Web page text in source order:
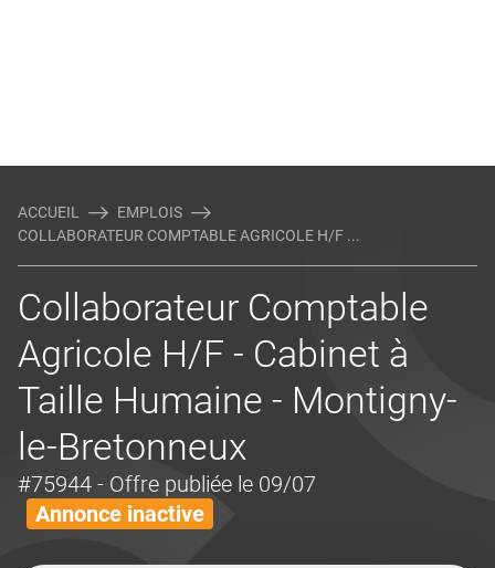
ACCUEIL
EMPLOIS
COLLABORATEUR COMPTABLE AGRICOLE H/F ...
Collaborateur Comptable
Agricole H/F - Cabinet à
Taille Humaine - Montigny-
le-Bretonneux
#75944 - Offre publiée le 09/07
Annonce inactive